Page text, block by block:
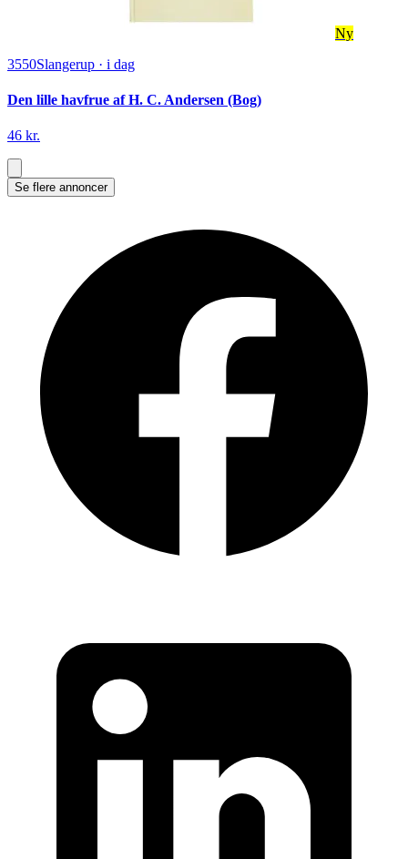
Ny
3550Slangerup · i dag
Den lille havfrue af H. C. Andersen (Bog)
46 kr.
Se flere annoncer